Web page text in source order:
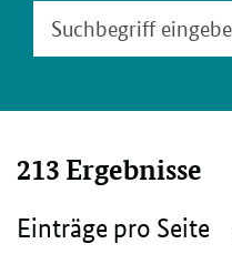
Meldungen
Suchergebnisse
Suchbegriff
eingeben
Suche:
213 Ergebnisse
Einträge pro Seite